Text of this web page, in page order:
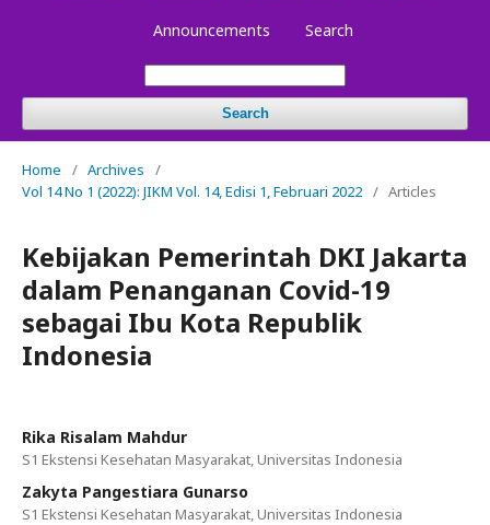
Announcements Search
Search
Home / Archives
/
Vol 14 No 1 (2022): JIKM Vol. 14, Edisi 1, Februari 2022 / Articles
Kebijakan Pemerintah DKI Jakarta
dalam Penanganan Covid-19
sebagai Ibu Kota Republik
Indonesia
Rika Risalam Mahdur
S1 Ekstensi Kesehatan Masyarakat, Universitas Indonesia
Zakyta Pangestiara Gunarso
S1 Ekstensi Kesehatan Masyarakat, Universitas Indonesia